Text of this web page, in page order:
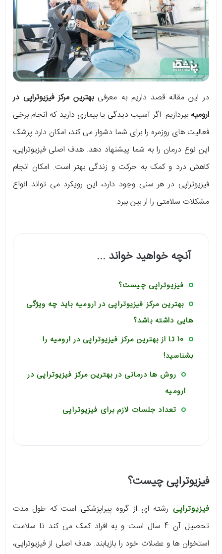
در این مقاله قصد داریم به معرفیبهترین مرکز فیزیوتراپی در
ارومیه بپردازیم. اگر آسیب دیدگی یا بیماری دارید که انجام برخی
فعالیت های روزمره را برای شما دشوار می کند، امکان دارد پزشک
این نوع درمان را به شما پیشنهاد دهد. هدف اصلی فیزیوتراپی،
کاهش درد و کمک به حرکت و زندگی بهتر است. امکان انجام
فیزیوتراپی در هر سنی وجود دارد، این رویکرد می تواند انواع
مشکلات سلامتی را از بین ببرد.
آنچه خواهید خواند ...
فیزیوتراپی چیست؟
بهترین مرکز فیزیوتراپی در ارومیه باید چه ویژگی
هایی داشته باشد؟
10 تا از بهترین مرکز فیزیوتراپی در ارومیه را
بشناسید!
روش ها درمانی در بهترین مرکز فیزیوتراپی در
ارومیه
تعداد جلسات لازم برای فیزیوتراپی
فیزیوتراپی چیست؟
فیزیوتراپی رشته ای از گروه پیراپزشکی است که طول مدت
تحصیل آن 4 سال است و به افراد کمک می کند تا سلامت
استخوان ها و عضلات خود را بازیابند. هدف اصلی از فیزیوتراپی،